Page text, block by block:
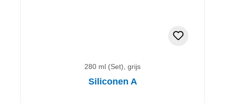
280 ml (Set), grijs
Siliconen A